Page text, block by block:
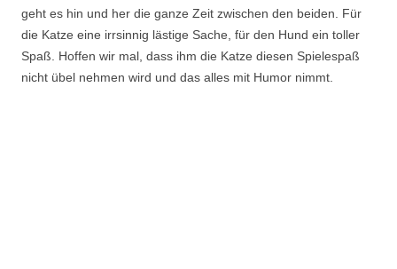
geht es hin und her die ganze Zeit zwischen den beiden. Für
die Katze eine irrsinnig lästige Sache, für den Hund ein toller
Spaß. Hoffen wir mal, dass ihm die Katze diesen Spielespaß
nicht übel nehmen wird und das alles mit Humor nimmt.